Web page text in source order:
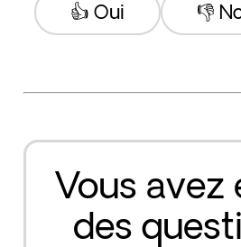
👎
👍 Oui
Vous avez
des